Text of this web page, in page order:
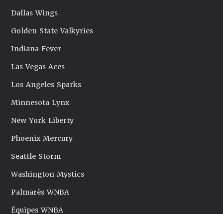
Dallas Wings
Golden State Valkyries
Indiana Fever
Las Vegas Aces
Los Angeles Sparks
Minnesota Lynx
New York Liberty
Phoenix Mercury
Seattle Storm
Washington Mystics
Palmarès WNBA
Équipes WNBA